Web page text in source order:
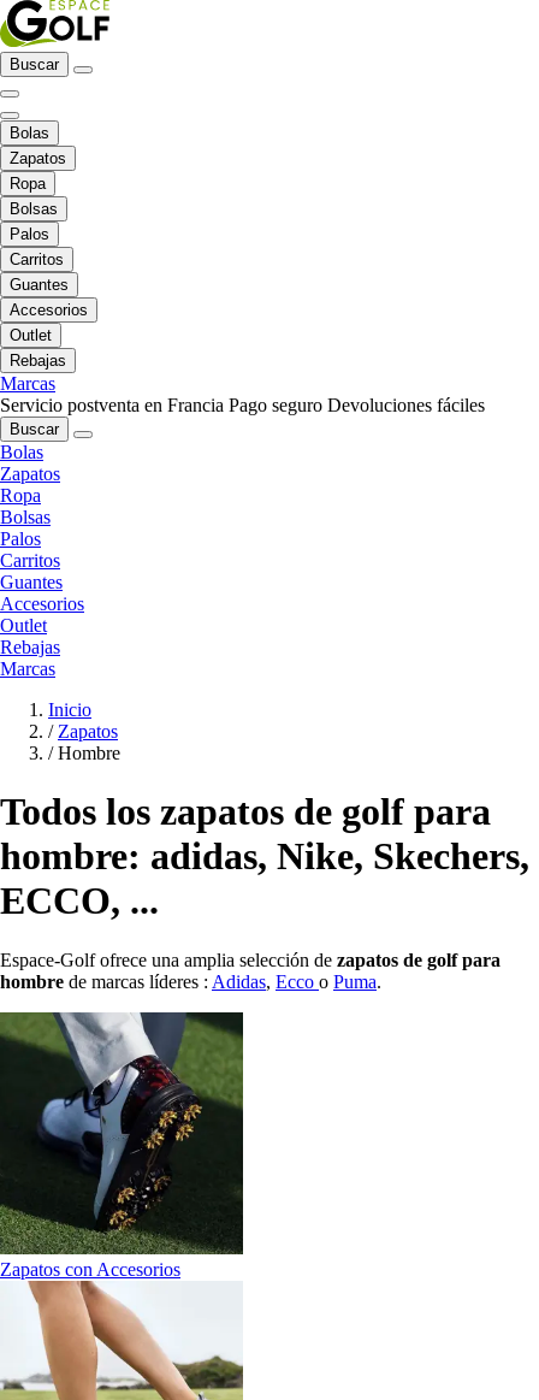
Buscar
Bolas
Zapatos
Ropa
Bolsas
Palos
Carritos
Guantes
Accesorios
Outlet
Rebajas
Marcas
Servicio postventa en Francia Pago seguro Devoluciones fáciles
Buscar
Bolas
Zapatos
Ropa
Bolsas
Palos
Carritos
Guantes
Accesorios
Outlet
Rebajas
Marcas
Inicio
/ Zapatos
/ Hombre
Todos los zapatos de golf para
hombre: adidas, Nike, Skechers,
ECCO, ...
Espace-Golf ofrece una amplia selección de zapatos de golf para
hombre de marcas líderes : Adidas, Ecco o Puma.
Zapatos con Accesorios